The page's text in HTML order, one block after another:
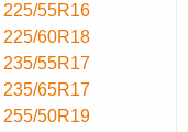
225/55R16
225/60R18
235/55R17
235/65R17
255/50R19